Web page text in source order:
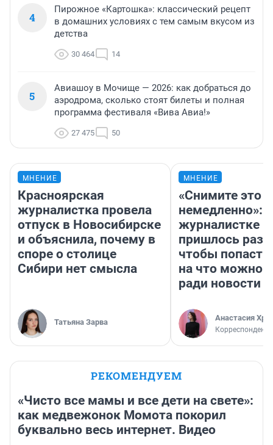
4
Пирожное «Картошка»: классический рецепт
в домашних условиях с тем самым вкусом из
детства
30 464 14
5
Авиашоу в Мочище — 2026: как добраться до
аэродрома, сколько стоят билеты и полная
программа фестиваля «Вива Авиа!»
27 475 50
МНЕНИЕ
Красноярская
журналистка провела
отпуск в Новосибирске
и объяснила, почему в
споре о столице
Сибири нет смысла
Татьяна Зарва
МНЕНИЕ
«Снимите это
немедленно»:
журналистке
пришлось
чтобы попасть
на что можно
ради новости
Анастасия
Корреспондент
РЕКОМЕНДУЕМ
«Чисто все мамы и все дети на свете»:
как медвежонок Момота покорил
буквально весь интернет. Видео